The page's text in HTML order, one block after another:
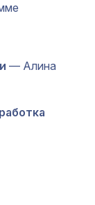
— Алина